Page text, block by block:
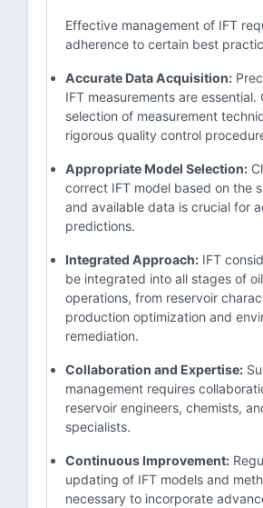
Effective management of IFT
adherence to certain best
Accurate Data Acquisition:
IFT measurements are essential.
selection of measurement
rigorous quality control
Appropriate Model Selection:
correct IFT model based on the
and available data is crucial for
predictions.
Integrated Approach: IFT
be integrated into all stages of
operations, from reservoir
production optimization and
remediation.
Collaboration and Expertise:
management requires
reservoir engineers, chemists,
specialists.
Continuous Improvement:
updating of IFT models and
necessary to incorporate